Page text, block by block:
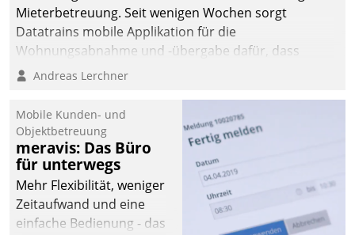
Mieterbetreuung. Seit wenigen Wochen sorgt
Datatrains mobile Applikation für die
Wohnungsabnahme und -übergabe dafür, dass
Mieter wohlgeordnet kommen und, so es sein muss,
Andreas Lerchner
Mobile Kunden- und
Objektbetreuung
meravis: Das Büro
für unterwegs
Mehr Flexibilität, weniger
Zeitaufwand und eine
einfache Bedienung - das